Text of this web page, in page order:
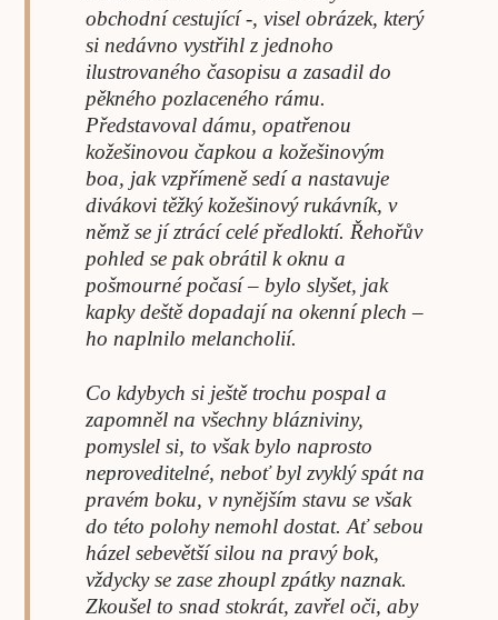
obchodní cestující -, visel obrázek, který
si nedávno vystřihl z jednoho
ilustrovaného časopisu a zasadil do
pěkného pozlaceného rámu.
Představoval dámu, opatřenou
kožešinovou čapkou a kožešinovým
boa, jak vzpřímeně sedí a nastavuje
divákovi těžký kožešinový rukávník, v
němž se jí ztrácí celé předloktí. Řehořův
pohled se pak obrátil k oknu a
pošmourné počasí – bylo slyšet, jak
kapky deště dopadají na okenní plech –
ho naplnilo melancholií.
Co kdybych si ještě trochu pospal a
zapomněl na všechny blázniviny,
pomyslel si, to však bylo naprosto
neproveditelné, neboť byl zvyklý spát na
pravém boku, v nynějším stavu se však
do této polohy nemohl dostat. Ať sebou
házel sebevětší silou na pravý bok,
vždycky se zase zhoupl zpátky naznak.
Zkoušel to snad stokrát, zavřel oči, aby